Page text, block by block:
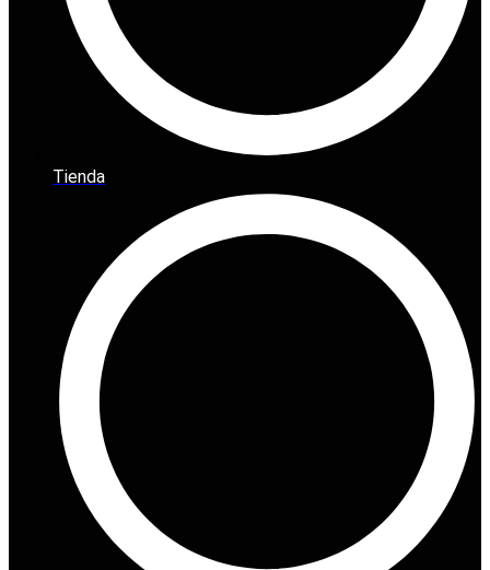
Tienda